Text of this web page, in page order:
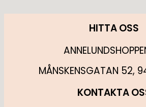
HITTA OSS
MÅNSKENSGATAN 52,
KONTAKTA